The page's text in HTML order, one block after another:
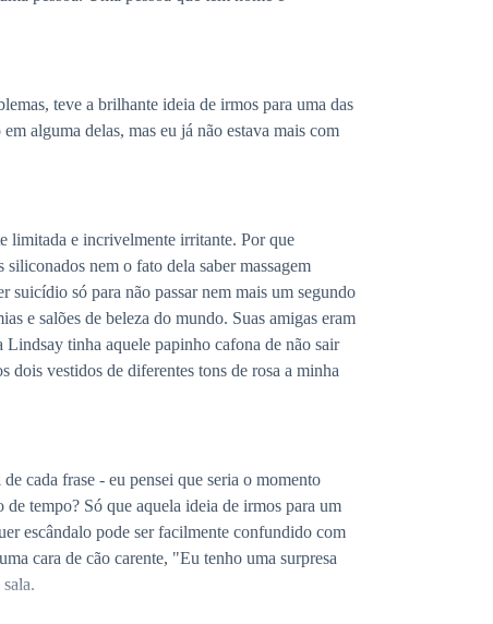
teve a brilhante ideia de irmos para uma das
alguma delas, mas eu já não estava mais com
limitada e incrivelmente irritante. Por que
siliconados nem o fato dela saber massagem
suicídio só para não passar nem mais um segundo
e salões de beleza do mundo. Suas amigas eram
Lindsay tinha aquele papinho cafona de não sair
dois vestidos de diferentes tons de rosa a minha
cada frase - eu pensei que seria o momento
tempo? Só que aquela ideia de irmos para um
escândalo pode ser facilmente confundido com
cara de cão carente, "Eu tenho uma surpresa